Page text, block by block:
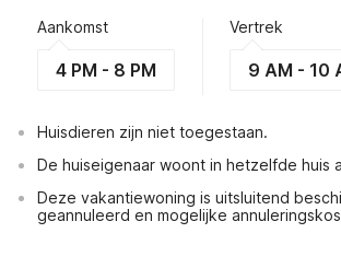
Aankomst
4 PM - 8 PM
Vertrek
9 AM - 10
Huisdieren zijn niet toegestaan.
De huiseigenaar woont in hetzelfde huis
Deze vakantiewoning is uitsluitend
geannuleerd en mogelijke